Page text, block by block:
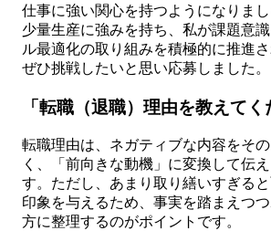
仕事に強い関心を持つようになりま
少量生産に強みを持ち、私が課題意
ル最適化の取り組みを積極的に推進さ
ぜひ挑戦したいと思い応募しました。
「転職（退職）理由を教えてく
転職理由は、ネガティブな内容をそ
く、「前向きな動機」に変換して伝
す。ただし、あまり取り繕いすぎる
印象を与えるため、事実を踏まえつ
方に整理するのがポイントです。